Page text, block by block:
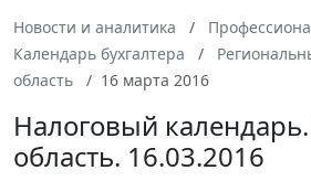
Новости и аналитика
Календарь бухгалтера
область
16 марта 2016
Налоговый
область. 16.03.2016